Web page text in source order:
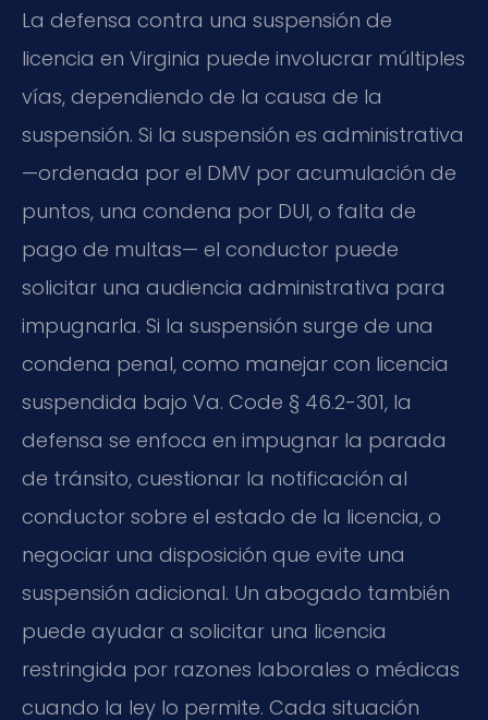
La defensa contra una suspensión de
licencia en Virginia puede involucrar múltiples
vías, dependiendo de la causa de la
suspensión. Si la suspensión es administrativa
—ordenada por el DMV por acumulación de
puntos, una condena por DUI, o falta de
pago de multas— el conductor puede
solicitar una audiencia administrativa para
impugnarla. Si la suspensión surge de una
condena penal, como manejar con licencia
suspendida bajo Va. Code § 46.2-301, la
defensa se enfoca en impugnar la parada
de tránsito, cuestionar la notificación al
conductor sobre el estado de la licencia, o
negociar una disposición que evite una
suspensión adicional. Un abogado también
puede ayudar a solicitar una licencia
restringida por razones laborales o médicas
cuando la ley lo permite. Cada situación